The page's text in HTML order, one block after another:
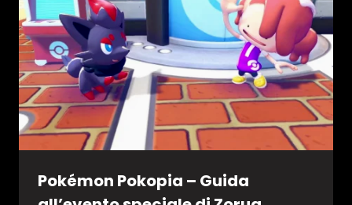
Pokémon Pokopia – Guida